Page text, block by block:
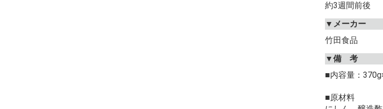
約3週間前後
▼メーカー
竹田食品
▼備 考
■内容量：
■原材料